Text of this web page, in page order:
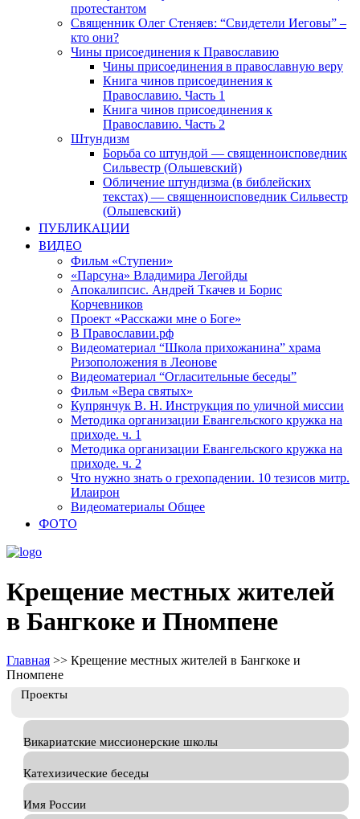
протестантом
Священник Олег Стеняев: “Свидетели Иеговы” –
кто они?
Чины присоединения к Православию
Чины присоединения в православную веру
Книга чинов присоединения к
Православию. Часть 1
Книга чинов присоединения к
Православию. Часть 2
Штундизм
Борьба со штундой — священноисповедник
Сильвестр (Ольшевский)
Обличение штундизма (в библейских
текстах) — священноисповедник Сильвестр
(Ольшевский)
ПУБЛИКАЦИИ
ВИДЕО
Фильм «Ступени»
«Парсуна» Владимира Легойды
Апокалипсис. Андрей Ткачев и Борис
Корчевников
Проект «Расскажи мне о Боге»
В Православии.рф
Видеоматериал “Школа прихожанина” храма
Ризоположения в Леонове
Видеоматериал “Огласительные беседы”
Фильм «Вера святых»
Купрянчук В. Н. Инструкция по уличной миссии
Методика организации Евангельского кружка на
приходе. ч. 1
Методика организации Евангельского кружка на
приходе. ч. 2
Что нужно знать о грехопадении. 10 тезисов митр.
Илаирон
Видеоматериалы Общее
ФОТО
Крещение местных жителей
в Бангкоке и Пномпене
Главная >> Крещение местных жителей в Бангкоке и
Пномпене
Проекты
Викариатские миссионерские школы
Катехизические беседы
Имя России